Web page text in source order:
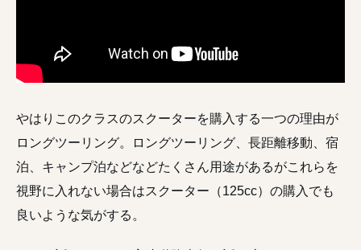
やはりこのクラスのスクーターを購入する一つの理由が
ロングツーリング。ロングツーリング、長距離移動、宿
泊、キャンプ泊などなどたくさん用途があるがこれらを
視野に入れない場合はスクーター（125cc）の購入でも
良いような気がする。